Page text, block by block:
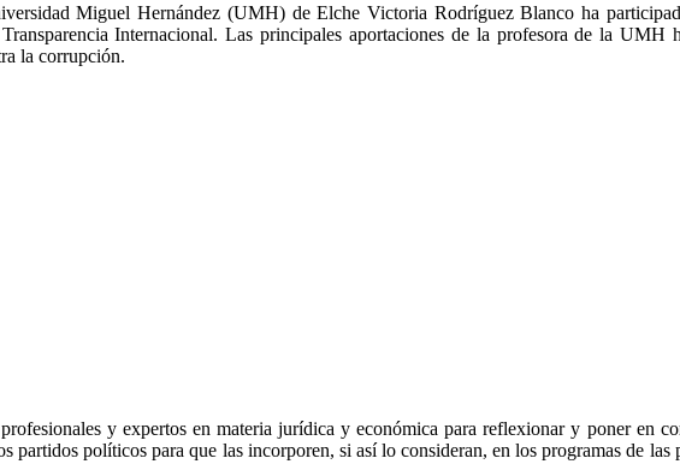
Miguel Hernández (UMH) de Elche Victoria Rodríguez Blanco ha
Internacional. Las principales aportaciones de la profesora de la UMH
la corrupción.
y expertos en materia jurídica y económica para reflexionar y poner en
políticos para que las incorporen, si así lo consideran, en los programas de las